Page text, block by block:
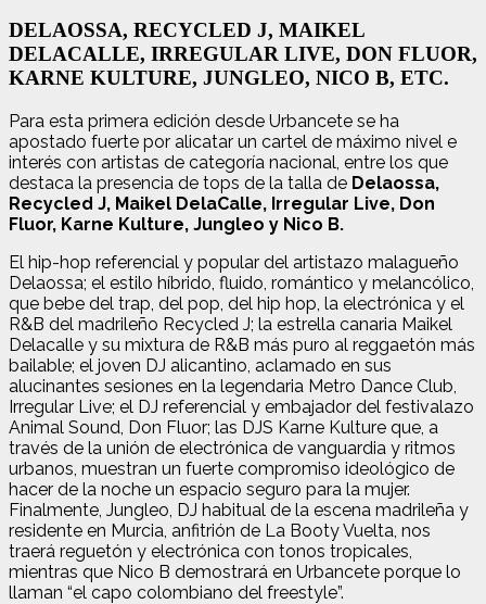
DELAOSSA, RECYCLED J, MAIKEL
DELACALLE, IRREGULAR LIVE, DON FLUOR,
KARNE KULTURE, JUNGLEO, NICO B, ETC.
Para esta primera edición desde Urbancete se ha
apostado fuerte por alicatar un cartel de máximo nivel e
interés con artistas de categoría nacional, entre los que
destaca la presencia de tops de la talla de Delaossa,
Recycled J, Maikel DelaCalle, Irregular Live, Don
Fluor, Karne Kulture, Jungleo y Nico B.
El hip-hop referencial y popular del artistazo malagueño
Delaossa; el estilo híbrido, fluido, romántico y melancólico,
que bebe del trap, del pop, del hip hop, la electrónica y el
R&B del madrileño Recycled J; la estrella canaria Maikel
Delacalle y su mixtura de R&B más puro al reggaetón más
bailable; el joven DJ alicantino, aclamado en sus
alucinantes sesiones en la legendaria Metro Dance Club,
Irregular Live; el DJ referencial y embajador del festivalazo
Animal Sound, Don Fluor; las DJS Karne Kulture que, a
través de la unión de electrónica de vanguardia y ritmos
urbanos, muestran un fuerte compromiso ideológico de
hacer de la noche un espacio seguro para la mujer.
Finalmente, Jungleo, DJ habitual de la escena madrileña y
residente en Murcia, anfitrión de La Booty Vuelta, nos
traerá reguetón y electrónica con tonos tropicales,
mientras que Nico B demostrará en Urbancete porque lo
llaman “el capo colombiano del freestyle”.